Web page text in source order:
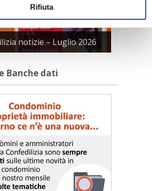
Rifiuta
notizie – Luglio 2026
Banche dati